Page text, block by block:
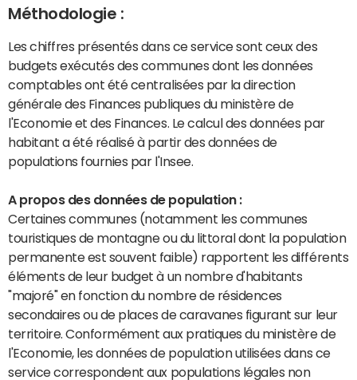
Méthodologie :
Les chiffres présentés dans ce service sont ceux des
budgets exécutés des communes dont les données
comptables ont été centralisées par la direction
générale des Finances publiques du ministère de
l'Economie et des Finances. Le calcul des données par
habitant a été réalisé à partir des données de
populations fournies par l'Insee.
A propos des données de population :
Certaines communes (notamment les communes
touristiques de montagne ou du littoral dont la population
permanente est souvent faible) rapportent les différents
éléments de leur budget à un nombre d'habitants
"majoré" en fonction du nombre de résidences
secondaires ou de places de caravanes figurant sur leur
territoire. Conformément aux pratiques du ministère de
l'Economie, les données de population utilisées dans ce
service correspondent aux populations légales non